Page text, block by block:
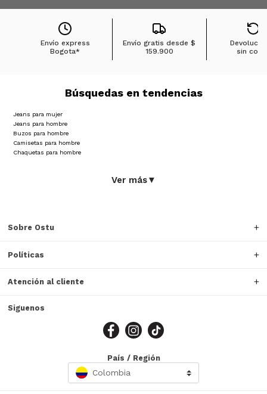
Envío express
Bogota*
Envío gratis desde$
159.900
sin
Búsquedas en tendencias
Jeans para mujer
Jeans para hombre
Buzos para hombre
Camisetas para hombre
Chaquetas para hombre
Ver más▼
Sobre Ostu
Políticas
Atención al cliente
Siguenos
País / Región
Colombia